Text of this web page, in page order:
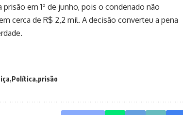
em 1º de junho, pois o condenado não
cerca de R$ 2,2 mil. A decisão converteu a pena
Política prisão